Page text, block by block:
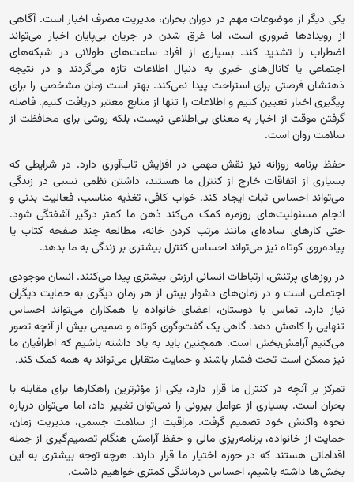
یکی دیگر از موضوعات مهم در دوران بحران، مدیریت مصرف اخبار است. آگاهی
از رویدادها ضروری است، اما غرق شدن در جریان بی‌پایان اخبار می‌تواند
اضطراب را تشدید کند. بسیاری از افراد ساعت‌های طولانی در شبکه‌های
اجتماعی یا کانال‌های خبری به دنبال اطلاعات تازه می‌گردند و در نتیجه
ذهنشان فرصتی برای استراحت پیدا نمی‌کند. بهتر است زمان مشخصی را برای
پیگیری اخبار تعیین کنیم و اطلاعات را تنها از منابع معتبر دریافت کنیم. فاصله
گرفتن موقت از اخبار به معنای بی‌اطلاعی نیست، بلکه روشی برای محافظت از
سلامت روان است.
حفظ برنامه روزانه نیز نقش مهمی در افزایش تاب‌آوری دارد. در شرایطی که
بسیاری از اتفاقات خارج از کنترل ما هستند، داشتن نظمی نسبی در زندگی
می‌تواند احساس ثبات ایجاد کند. خواب کافی، تغذیه مناسب، فعالیت بدنی و
انجام مسئولیت‌های روزمره کمک می‌کند ذهن ما کمتر درگیر آشفتگی شود.
حتی کارهای ساده‌ای مانند مرتب کردن خانه، مطالعه چند صفحه کتاب یا
پیاده‌روی کوتاه نیز می‌تواند احساس کنترل بیشتری بر زندگی به ما بدهد.
در روزهای پرتنش، ارتباطات انسانی ارزش بیشتری پیدا می‌کنند. انسان موجودی
اجتماعی است و در زمان‌های دشوار بیش از هر زمان دیگری به حمایت دیگران
نیاز دارد. تماس با دوستان، اعضای خانواده یا همکاران می‌تواند احساس
تنهایی را کاهش دهد. گاهی یک گفت‌وگوی کوتاه و صمیمی بیش از آنچه تصور
می‌کنیم آرامش‌بخش است. همچنین باید به یاد داشته باشیم که اطرافیان ما
نیز ممکن است تحت فشار باشند و حمایت متقابل می‌تواند به همه کمک کند.
تمرکز بر آنچه در کنترل ما قرار دارد، یکی از مؤثرترین راهکارها برای مقابله با
بحران است. بسیاری از عوامل بیرونی را نمی‌توان تغییر داد، اما می‌توان درباره
نحوه واکنش خود تصمیم گرفت. مراقبت از سلامت جسمی، مدیریت زمان،
حمایت از خانواده، برنامه‌ریزی مالی و حفظ آرامش هنگام تصمیم‌گیری از جمله
اقداماتی هستند که در حوزه اختیار ما قرار دارند. هرچه توجه بیشتری به این
بخش‌ها داشته باشیم، احساس درماندگی کمتری خواهیم داشت.